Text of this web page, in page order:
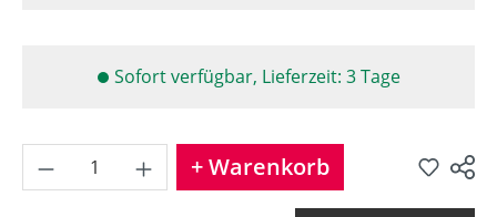
Sofort verfügbar, Lieferzeit: 3 Tage
Produkt Anzahl: Gib den
+ Warenkorb
Produkt teilen